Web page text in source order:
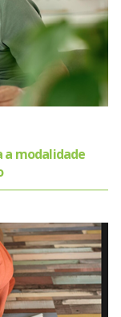
a modalidade